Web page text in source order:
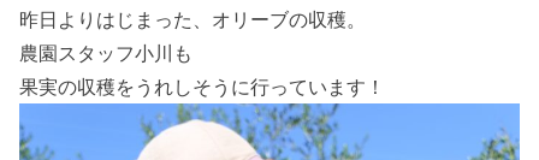
昨日よりはじまった、オリーブの収穫。
農園スタッフ小川も
果実の収穫をうれしそうに行っています！